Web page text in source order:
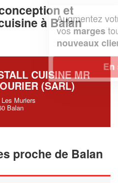
et
à Balan
CUISINE MR
(SARL)
Muriers
Balan
proche de Balan
votrechiffre d'affaireset
tout en gagnant de